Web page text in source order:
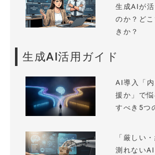
生成AIが
のか？ど
きか？
生成AI活用ガイド
AI導入「
援か」で
すべき5つ
「厳しい
測れない